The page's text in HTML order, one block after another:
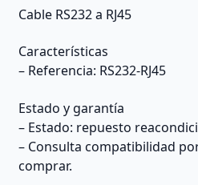
Cable RS232 a RJ45
Características
– Referencia: RS232-RJ45
Estado y garantía
– Estado: repuesto
– Consulta compatibilidad
comprar.